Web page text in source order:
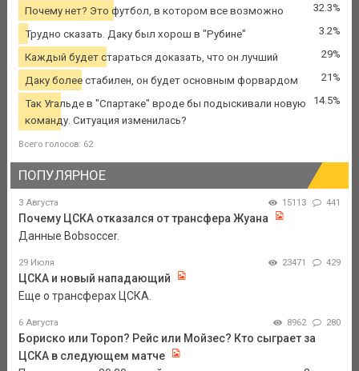
Почему нет? Это футбол, в котором все возможно 32.3%
Трудно сказать. Даку был хорош в "Рубине" 3.2%
Каждый будет стараться доказать, что он лучший 29%
Даку более стабилен, он будет основным форвардом 21%
Так Угальде в "Спартаке" вроде бы подыскивали новую
команду. Ситуация изменилась?
14.5%
Всего голосов: 62
ПОПУЛЯРНОЕ
3 Августа 15113 441
Почему ЦСКА отказался от трансфера Жуана
Данные Bobsoccer.
29 Июля 23471 429
ЦСКА и новый нападающий
Еще о трансферах ЦСКА.
6 Августа 8962 280
Бориско или Тороп? Рейс или Мойзес? Кто сыграет за
ЦСКА в следующем матче